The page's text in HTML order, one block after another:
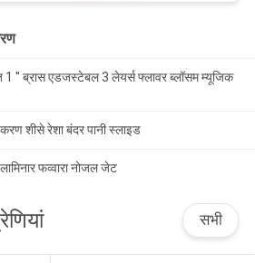
'' ब्रास एडजस्टेबल 3 लेयर्स फ्लावर ब्लॉसम म्यूजिक
शीसे रेशा बंदर पानी स्लाइड
फव्वारा नोजल जेट
सभी